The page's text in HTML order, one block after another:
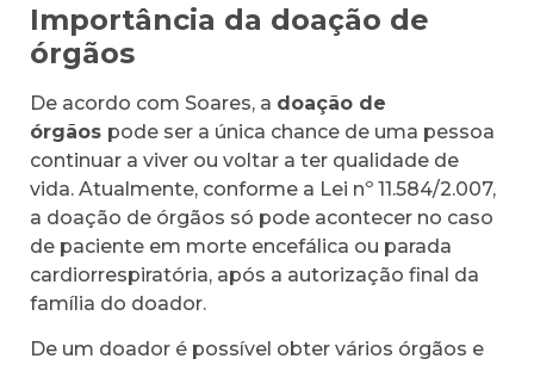
Importância da doação de
órgãos
De acordo com Soares, a doação de
órgãos pode ser a única chance de uma pessoa
continuar a viver ou voltar a ter qualidade de
vida. Atualmente, conforme a Lei nº 11.584/2.007,
a doação de órgãos só pode acontecer no caso
de paciente em morte encefálica ou parada
cardiorrespiratória, após a autorização final da
família do doador.
De um doador é possível obter vários órgãos e